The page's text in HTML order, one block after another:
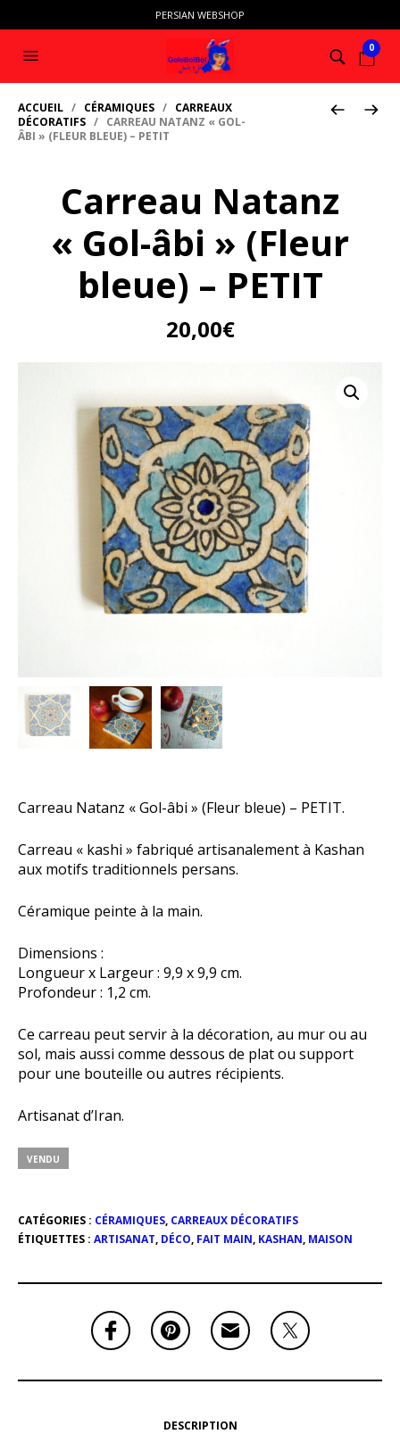
PERSIAN WEBSHOP
0
ACCUEIL / CÉRAMIQUES / CARREAUX
DÉCORATIFS / CARREAU NATANZ « GOL-
ÂBI » (FLEUR BLEUE) – PETIT
Carreau Natanz
« Gol-âbi » (Fleur
bleue) – PETIT
20,00€
Carreau Natanz « Gol-âbi » (Fleur bleue) – PETIT.
Carreau « kashi » fabriqué artisanalement à Kashan
aux motifs traditionnels persans.
Céramique peinte à la main.
Dimensions :
Longueur x Largeur : 9,9 x 9,9 cm.
Profondeur : 1,2 cm.
Ce carreau peut servir à la décoration, au mur ou au
sol, mais aussi comme dessous de plat ou support
pour une bouteille ou autres récipients.
Artisanat d’Iran.
VENDU
CATÉGORIES : CÉRAMIQUES, CARREAUX DÉCORATIFS
ÉTIQUETTES : ARTISANAT, DÉCO, FAIT MAIN, KASHAN, MAISON
DESCRIPTION